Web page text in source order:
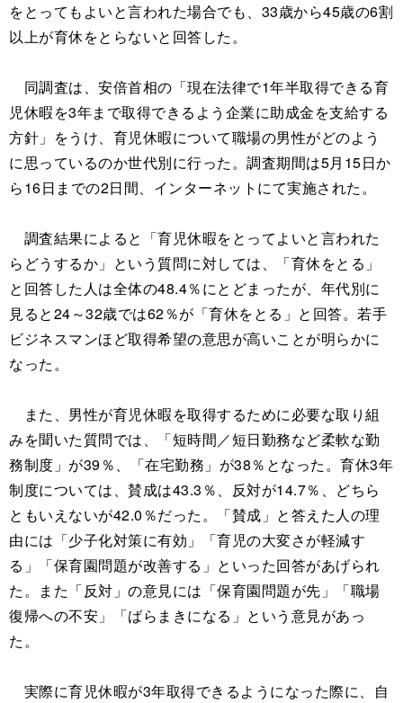
をとってもよいと言われた場合でも、33歳から45歳の6割
以上が育休をとらないと回答した。
同調査は、安倍首相の「現在法律で1年半取得できる育
児休暇を3年まで取得できるよう企業に助成金を支給する
方針」をうけ、育児休暇について職場の男性がどのよう
に思っているのか世代別に行った。調査期間は5月15日か
ら16日までの2日間、インターネットにて実施された。
調査結果によると「育児休暇をとってよいと言われた
らどうするか」という質問に対しては、「育休をとる」
と回答した人は全体の48.4％にとどまったが、年代別に
見ると24～32歳では62％が「育休をとる」と回答。若手
ビジネスマンほど取得希望の意思が高いことが明らかに
なった。
また、男性が育児休暇を取得するために必要な取り組
みを聞いた質問では、「短時間／短日勤務など柔軟な勤
務制度」が39％、「在宅勤務」が38％となった。育休3年
制度については、賛成は43.3％、反対が14.7％、どちら
ともいえないが42.0％だった。「賛成」と答えた人の理
由には「少子化対策に有効」「育児の大変さが軽減す
る」「保育園問題が改善する」といった回答があげられ
た。また「反対」の意見には「保育園問題が先」「職場
復帰への不安」「ばらまきになる」という意見があっ
た。
実際に育児休暇が3年取得できるようになった際に、自